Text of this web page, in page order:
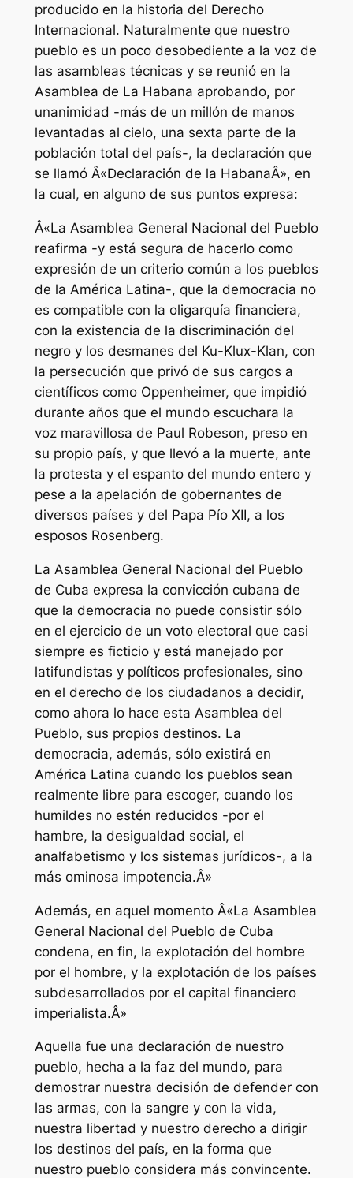
producido en la historia del Derecho
Internacional. Naturalmente que nuestro
pueblo es un poco desobediente a la voz de
las asambleas técnicas y se reunió en la
Asamblea de La Habana aprobando, por
unanimidad -más de un millón de manos
levantadas al cielo, una sexta parte de la
población total del país-, la declaración que
se llamó Â«Declaración de la HabanaÂ», en
la cual, en alguno de sus puntos expresa:
Â«La Asamblea General Nacional del Pueblo
reafirma -y está segura de hacerlo como
expresión de un criterio común a los pueblos
de la América Latina-, que la democracia no
es compatible con la oligarquía financiera,
con la existencia de la discriminación del
negro y los desmanes del Ku-Klux-Klan, con
la persecución que privó de sus cargos a
científicos como Oppenheimer, que impidió
durante años que el mundo escuchara la
voz maravillosa de Paul Robeson, preso en
su propio país, y que llevó a la muerte, ante
la protesta y el espanto del mundo entero y
pese a la apelación de gobernantes de
diversos países y del Papa Pío XII, a los
esposos Rosenberg.
La Asamblea General Nacional del Pueblo
de Cuba expresa la convicción cubana de
que la democracia no puede consistir sólo
en el ejercicio de un voto electoral que casi
siempre es ficticio y está manejado por
latifundistas y políticos profesionales, sino
en el derecho de los ciudadanos a decidir,
como ahora lo hace esta Asamblea del
Pueblo, sus propios destinos. La
democracia, además, sólo existirá en
América Latina cuando los pueblos sean
realmente libre para escoger, cuando los
humildes no estén reducidos -por el
hambre, la desigualdad social, el
analfabetismo y los sistemas jurídicos-, a la
más ominosa impotencia.Â»
Además, en aquel momento Â«La Asamblea
General Nacional del Pueblo de Cuba
condena, en fin, la explotación del hombre
por el hombre, y la explotación de los países
subdesarrollados por el capital financiero
imperialista.Â»
Aquella fue una declaración de nuestro
pueblo, hecha a la faz del mundo, para
demostrar nuestra decisión de defender con
las armas, con la sangre y con la vida,
nuestra libertad y nuestro derecho a dirigir
los destinos del país, en la forma que
nuestro pueblo considera más convincente.